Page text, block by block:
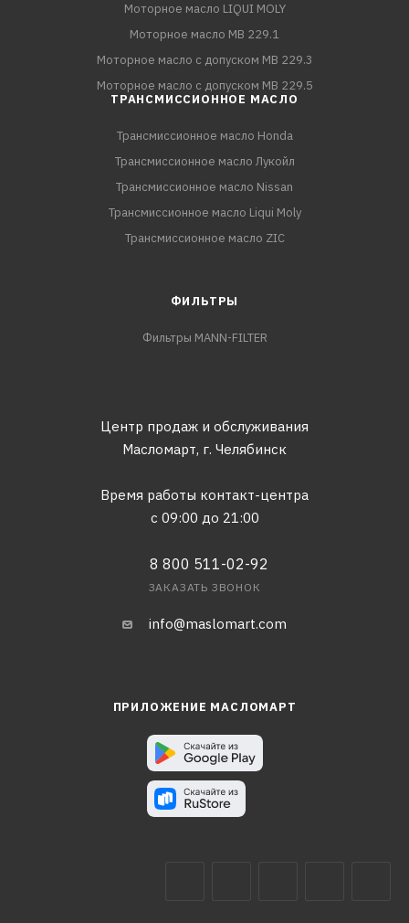
Моторное масло LIQUI MOLY
Моторное масло MB 229.1
Моторное масло с допуском MB 229.3
Моторное масло с допуском MB 229.5
ТРАНСМИССИОННОЕ МАСЛО
Трансмиссионное масло Honda
Трансмиссионное масло Лукойл
Трансмиссионное масло Nissan
Трансмиссионное масло Liqui Moly
Трансмиссионное масло ZIC
ФИЛЬТРЫ
Фильтры MANN-FILTER
Центр продаж и обслуживания
Масломарт, г. Челябинск
Время работы контакт-центра
с 09:00 до 21:00
8 800 511-02-92
ЗАКАЗАТЬ ЗВОНОК
info@maslomart.com
ПРИЛОЖЕНИЕ МАСЛОМАРТ